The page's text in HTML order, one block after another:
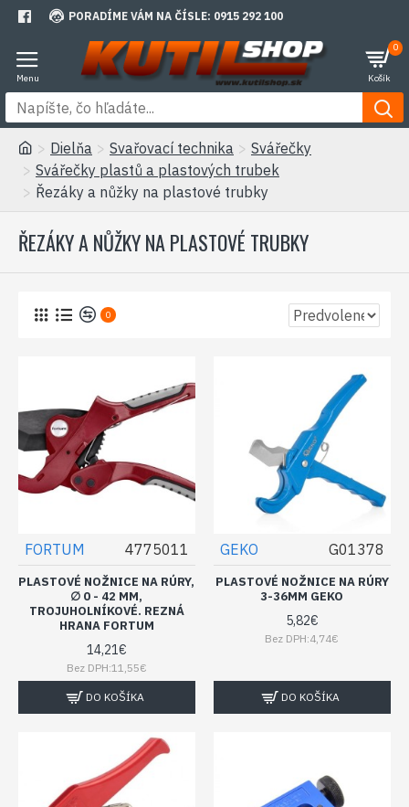
PORADÍME VÁM NA ČÍSLE: 0915 292 100
0
Dielňa Svařovací technika
Svářečky
Svářečky plastů a plastových trubek
Řezáky a nůžky na plastové trubky
ŘEZÁKY A NŮŽKY NA PLASTOVÉ TRUBKY
0
FORTUM 4775011
PLASTOVÉ NOŽNICE NA RÚRY,
∅ 0 - 42 MM,
TROJUHOLNÍKOVÉ. REZNÁ
HRANA FORTUM
14,21€
Bez DPH:11,55€
DO KOŠÍKA
GEKO G01378
PLASTOVÉ NOŽNICE NA RÚRY
3-36MM GEKO
5,82€
Bez DPH:4,74€
DO KOŠÍKA